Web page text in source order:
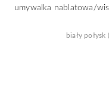
umywalka nablatowa/
biały połysk